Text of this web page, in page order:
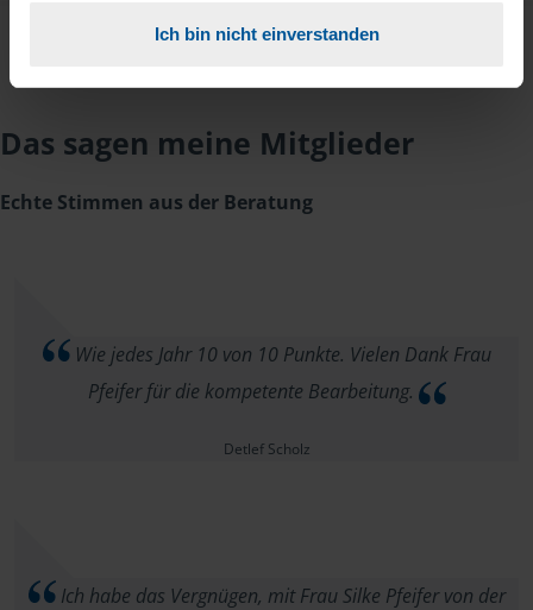
Ich bin nicht einverstanden
Das sagen meine Mitglieder
Echte Stimmen aus der Beratung
Wie jedes Jahr 10 von 10 Punkte. Vielen Dank Frau
Pfeifer für die kompetente Bearbeitung.
Detlef Scholz
Ich habe das Vergnügen, mit Frau Silke Pfeifer von der